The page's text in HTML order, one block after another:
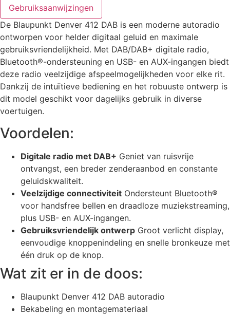
Gebruiksaanwijzingen
De Blaupunkt Denver 412 DAB is een moderne autoradio
ontworpen voor helder digitaal geluid en maximale
gebruiksvriendelijkheid. Met DAB/DAB+ digitale radio,
Bluetooth®-ondersteuning en USB- en AUX-ingangen biedt
deze radio veelzijdige afspeelmogelijkheden voor elke rit.
Dankzij de intuïtieve bediening en het robuuste ontwerp is
dit model geschikt voor dagelijks gebruik in diverse
voertuigen.
Voordelen:
Digitale radio met DAB+ Geniet van ruisvrije
ontvangst, een breder zenderaanbod en constante
geluidskwaliteit.
Veelzijdige connectiviteit Ondersteunt Bluetooth®
voor handsfree bellen en draadloze muziekstreaming,
plus USB- en AUX-ingangen.
Gebruiksvriendelijk ontwerp Groot verlicht display,
eenvoudige knoppenindeling en snelle bronkeuze met
één druk op de knop.
Wat zit er in de doos:
Blaupunkt Denver 412 DAB autoradio
Bekabeling en montagemateriaal